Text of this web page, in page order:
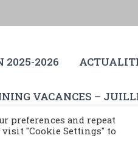
2025-2026
VACANCES –
preferences and repeat
visit "Cookie Settings" to